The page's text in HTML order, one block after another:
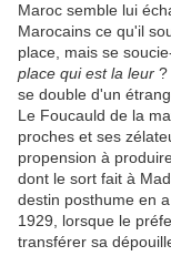
Maroc semble lui
Marocains ce qu'il
place, mais se
place qui est la leur ?
se double d'un
Le Foucauld de la
proches et ses
propension à
dont le sort fait à
destin posthume en
1929, lorsque le
transférer sa